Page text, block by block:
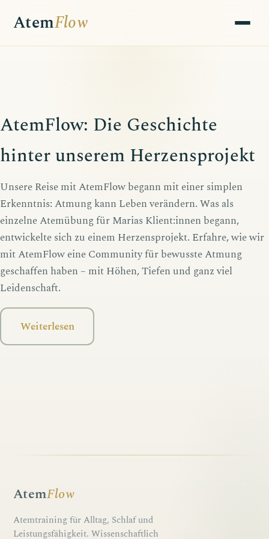
AtemFlow
AtemFlow: Die Geschichte
hinter unserem Herzensprojekt
Unsere Reise mit AtemFlow begann mit einer simplen
Erkenntnis: Atmung kann Leben verändern. Was als
einzelne Atemübung für Marias Klient:innen begann,
entwickelte sich zu einem Herzensprojekt. Erfahre, wie wir
mit AtemFlow eine Community für bewusste Atmung
geschaffen haben – mit Höhen, Tiefen und ganz viel
Leidenschaft.
Weiterlesen
AtemFlow
Atemtraining für Alltag, Schlaf und
Leistungsfähigkeit. Wissenschaftlich